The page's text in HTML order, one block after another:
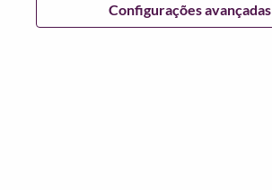
Configurações avançadas